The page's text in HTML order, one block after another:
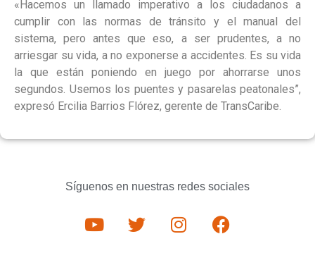
«Hacemos un llamado imperativo a los ciudadanos a
cumplir con las normas de tránsito y el manual del
sistema, pero antes que eso, a ser prudentes, a no
arriesgar su vida, a no exponerse a accidentes. Es su vida
la que están poniendo en juego por ahorrarse unos
segundos. Usemos los puentes y pasarelas peatonales”,
expresó Ercilia Barrios Flórez, gerente de TransCaribe.
Síguenos en nuestras redes sociales